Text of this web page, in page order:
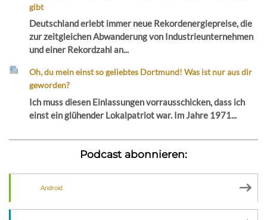
gibt
Deutschland erlebt immer neue Rekordenergiepreise, die
zur zeitgleichen Abwanderung von Industrieunternehmen
und einer Rekordzahl an...
Oh, du mein einst so geliebtes Dortmund! Was ist nur aus dir
geworden?
Ich muss diesen Einlassungen vorrausschicken, dass ich
einst ein glühender Lokalpatriot war. Im Jahre 1971...
Podcast abonnieren:
Android